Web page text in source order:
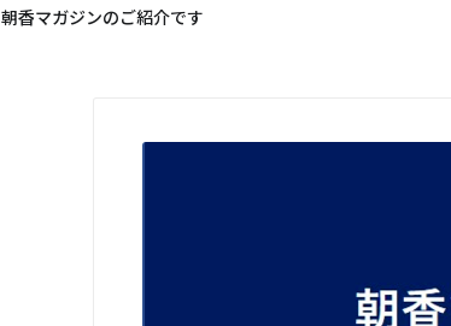
朝香マガジンのご紹介です